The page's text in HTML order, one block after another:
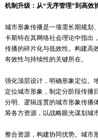
机制升级：从“无序管理”到高效
城市形象传播是一项需长期规划
卡斯特在其网络社会理论中指出
传播的碎片化与低效性。构建高
有效性与持续性的关键所在。
强化顶层设计，明确形象定位。
定位城市形象，制定分阶段传播
分明、逻辑连贯的城市形象传播
筹各方资源，以战略眼光谋划城
整合资源，构建协同优势。城市